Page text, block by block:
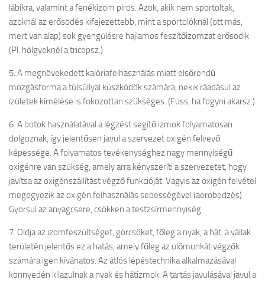
lábikra, valamint a fenékizom piros. Azok, akik nem sportoltak,
azoknál az erősödés kifejezettebb, mint a sportolóknál (ott más,
mert van alap) sok gyengülésre hajlamos feszítőizomzat erősödik
(Pl. hölgyeknél a tricepsz.)
5. A megnövekedett kalóriafelhasználás miatt elsőrendű
mozgásforma a túlsúllyal küszködök számára, nekik ráadásul az
ízületek kímélése is fokozottan szükséges. (Fuss, ha fogyni akarsz.)
6. A botok használatával a légzést segítő izmok folyamatosan
dolgoznak, így jelentősen javul a szervezet oxigén felvevő
képessége. A folyamatos tevékenységhez nagy mennyiségű
oxigénre van szükség, amely arra kényszeríti a szervezetet, hogy
javítsa az oxigénszállítást végző funkcióját. Vagyis az oxigén felvétel
megegyezik az oxigén felhasználás sebességével (aerobedzés).
Gyorsul az anyagcsere, csökken a testzsírmennyiség.
7. Oldja az izomfeszültséget, görcsöket, főleg a nyak, a hát, a vállak
területén jelentős ez a hatás, amely főleg az ülőmunkát végzők
számára igen kívánatos. Az átlós lépéstechnika alkalmazásával
könnyedén kilazulnak a nyak és hátizmok. A tartás javulásával javul a